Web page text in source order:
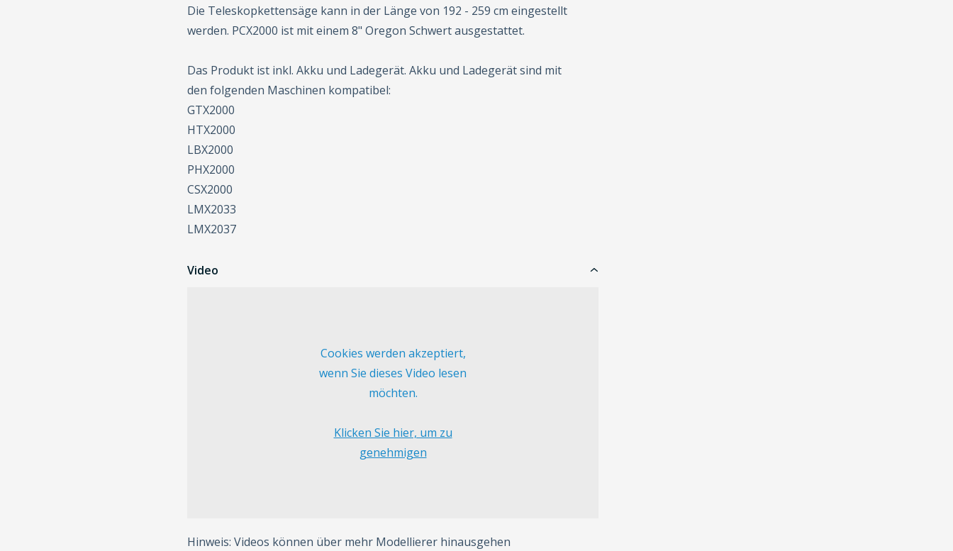
Die Teleskopkettensäge kann in der Länge von 192 - 259 cm eingestellt
werden. PCX2000 ist mit einem 8" Oregon Schwert ausgestattet.
Das Produkt ist inkl. Akku und Ladegerät. Akku und Ladegerät sind mit
den folgenden Maschinen kompatibel:
GTX2000
HTX2000
LBX2000
PHX2000
CSX2000
LMX2033
LMX2037
Video
Cookies werden akzeptiert,
wenn Sie dieses Video lesen
möchten.
Klicken Sie hier, um zu
genehmigen
Hinweis: Videos können über mehr Modellierer hinausgehen